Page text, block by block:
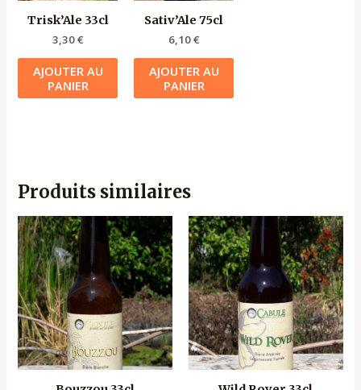
Trisk’Ale 33cl
3,30€
AJOUTER AU
PANIER
Sativ’Ale 75cl
6,10€
AJOUTER AU
PANIER
Produits similaires